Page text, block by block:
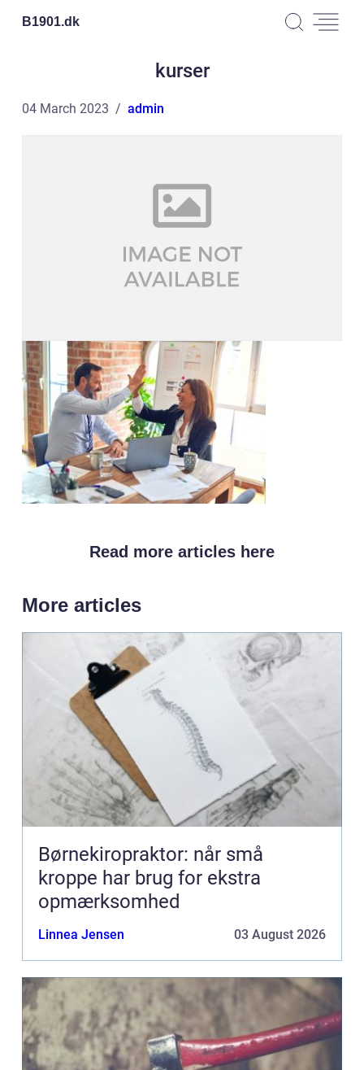
B1901.dk
kurser
04 March 2023 admin
Read more articles here
More articles
Børnekiropraktor: når små
kroppe har brug for ekstra
opmærksomhed
Linnea Jensen 03 August 2026